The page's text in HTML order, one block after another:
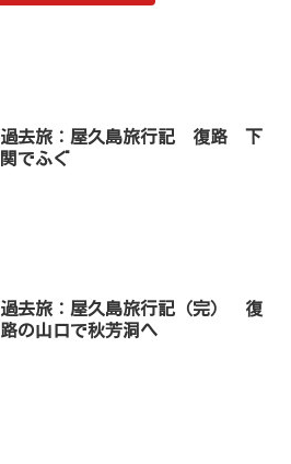
過去旅：屋久島旅行記 復路 下
関でふぐ
過去旅：屋久島旅行記（完） 復
路の山口で秋芳洞へ